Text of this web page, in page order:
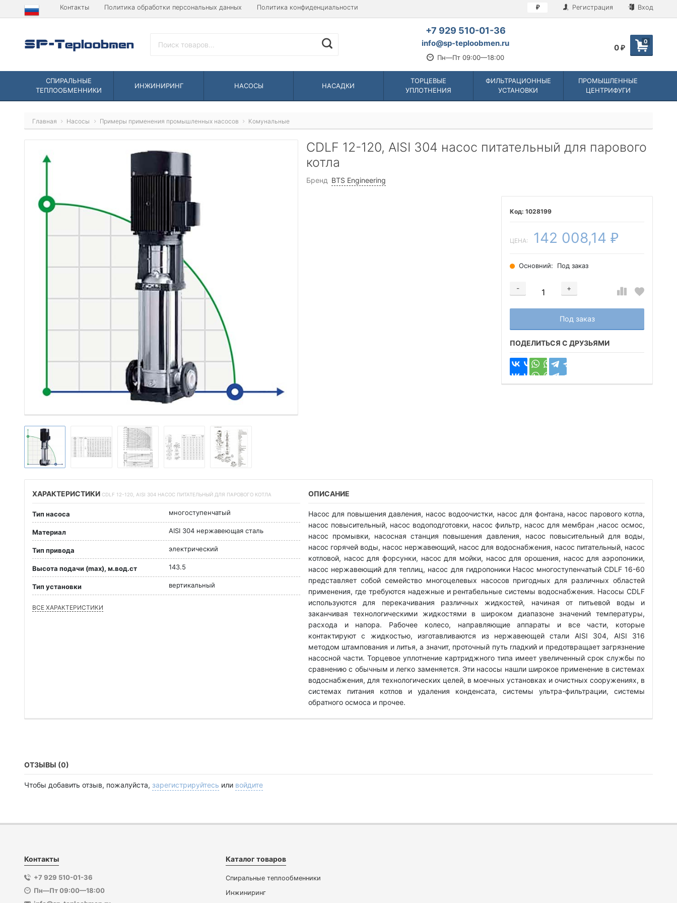
Контакты Политика обработки персональных данных Политика конфиденциальности ₽ Регистрация Вход
+7 929 510-01-36
info@sp-teploobmen.ru
Пн—Пт 09:00—18:00
0
0 ₽
СПИРАЛЬНЫЕ
ТЕПЛООБМЕННИКИ
ИНЖИНИРИНГ НАСОСЫ НАСАДКИ
ТОРЦЕВЫЕ
УПЛОТНЕНИЯ
ФИЛЬТРАЦИОННЫЕ
УСТАНОВКИ
ПРОМЫШЛЕННЫЕ
ЦЕНТРИФУГИ
Главная Насосы Примеры применения промышленных насосов Комунальные
CDLF 12-120, AISI 304 насос питательный для парового
котла
Бренд BTS Engineering
1028199
ЦЕНА: 142 008,14 ₽
Основний: Под заказ
-
+
Добавляется...
Под заказ
Добавлен
ПОДЕЛИТЬСЯ С ДРУЗЬЯМИ
ХАРАКТЕРИСТИКИ CDLF 12-120, AISI 304 НАСОС ПИТАТЕЛЬНЫЙ ДЛЯ ПАРОВОГО КОТЛА
Тип насоса многоступенчатый
Материал AISI 304 нержавеющая сталь
Тип привода электрический
Высота подачи (max), м.вод.ст 143.5
Тип установки вертикальный
ВСЕ ХАРАКТЕРИСТИКИ
ОПИСАНИЕ
Насос для повышения давления, насос водоочистки, насос для фонтана, насос парового котла,
насос повысительный, насос водоподготовки, насос фильтр, насос для мембран ,насос осмос,
насос промывки, насосная станция повышения давления, насос повысительный для воды,
насос горячей воды, насос нержавеющий, насос для водоснабжения, насос питательный, насос
котловой, насос для форсунки, насос для мойки, насос для орошения, насос для аэропоники,
насос нержавеющий для теплиц, насос для гидропоники Насос многоступенчатый CDLF 16-60
представляет собой семейство многоцелевых насосов пригодных для различных областей
применения, где требуются надежные и рентабельные системы водоснабжения. Насосы CDLF
используются для перекачивания различных жидкостей, начиная от питьевой воды и
заканчивая технологическими жидкостями в широком диапазоне значений температуры,
расхода и напора. Рабочее колесо, направляющие аппараты и все части, которые
контактируют с жидкостью, изготавливаются из нержавеющей стали AISI 304, AISI 316
методом штампования и литья, а значит, проточный путь гладкий и предотвращает загрязнение
насосной части. Торцевое уплотнение картриджного типа имеет увеличенный срок службы по
сравнению с обычным и легко заменяется. Эти насосы нашли широкое применение в системах
водоснабжения, для технологических целей, в моечных установках и очистных сооружениях, в
системах питания котлов и удаления конденсата, системы ультра-фильтрации, системы
обратного осмоса и прочее.
ОТЗЫВЫ (0)
Чтобы добавить отзыв, пожалуйста, зарегистрируйтесь или войдите
Контакты
+7 929 510-01-36
Пн—Пт 09:00—18:00
Каталог товаров
Спиральные теплообменники
Инжиниринг